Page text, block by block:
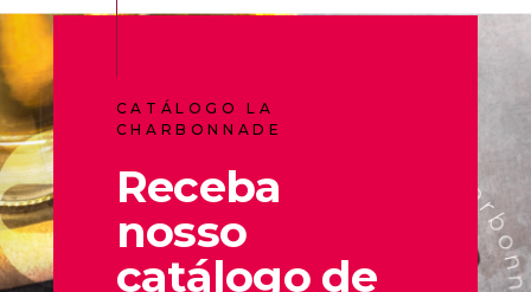
CATÁLOGO LA
CHARBONNADE
Receba
nosso
catálogo de